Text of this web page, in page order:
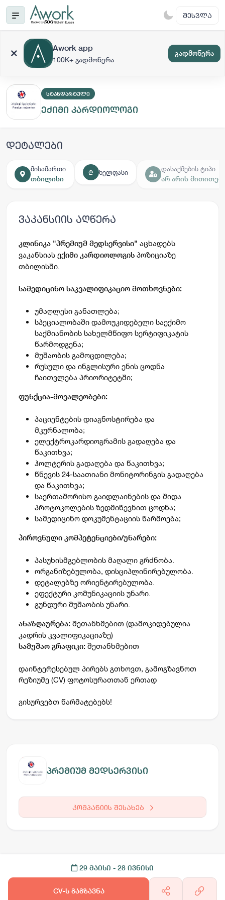
ᲨᲔᲡᲕᲚᲐ
Awork app
100K+ გადმოწერა
გადმოწერა
ᲡᲢᲐᲜᲓᲐᲠᲢᲣᲚᲘ
ექიმი კარდიოლოგი
დეტალები
მისამართი
თბილისი
₾ ხელფასი
დასაქმების ტიპი
არ არის
ვაკანსიის აღწერა
კლინიკა "პრემიუმ მედსერვისი" აცხადებს
ვაკანსიას ექიმი კარდიოლოგის პოზიციაზე
თბილისში.
სამედიცინო საკვალიფიკაციო მოთხოვნები:
უმაღლესი განათლება;
სპეციალობაში დამოუკიდებელი საექიმო
საქმიანობის სახელმწიფო სერტიფიკატის
წარმოდგენა;
მუშაობის გამოცდილება;
რუსული და ინგლისური ენის ცოდნა
ჩაითვლება პრიორიტეტში;
ფუნქცია-მოვალეობები:
პაციენტების დიაგნოსტირება და
მკურნალობა;
ელექტროკარდიოგრამის გადაღება და
წაკითხვა;
ჰოლტერის გადაღება და წაკითხვა;
წნევის 24-საათიანი მონიტორინგის გადაღება
და წაკითხვა;
საერთაშორისო გაიდლაინების და შიდა
პროტოკოლების ზედმიწევნით ცოდნა;
სამედიცინო დოკუმენტაციის წარმოება;
პიროვნული კომპეტენციები/უნარები:
პასუხისმგებლობის მაღალი გრძნობა.
ორგანიზებულობა, დისციპლინირებულობა.
დეტალებზე ორიენტირებულობა.
ეფექტური კომუნიკაციის უნარი.
გუნდური მუშაობის უნარი.
ანაზღაურება: შეთანხმებით (დამოკიდებულია
კადრის კვალიფიკაციაზე)
სამუშაო გრაფიკი: შეთანხმებით
დაინტერესებულ პირებს გთხოვთ, გამოგზავნოთ
რეზიუმე (CV) ფოტოსურათთან ერთად
გისურვებთ წარმატებებს!
პრემიუმ მედსერვისი
კომპანიის შესახებ
29 მაისი - 28 ივნისი
CV-ს გაგზავნა